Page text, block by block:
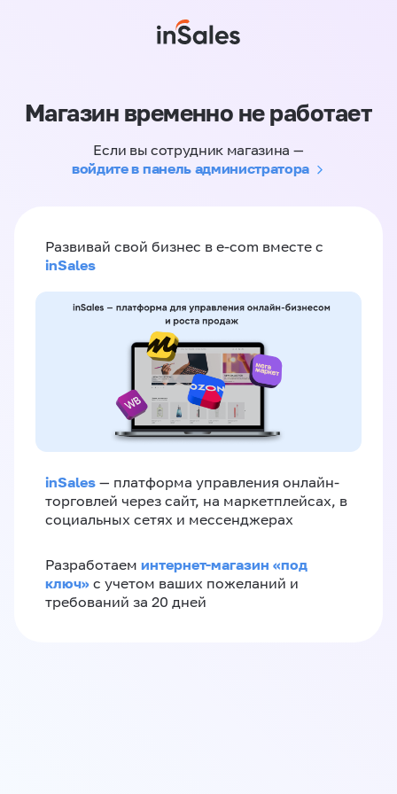
Магазин временно не работает
Если вы сотрудник магазина —
войдите в панель администратора
Развивай свой бизнес в e-com вместе с
inSales
inSales — платформа управления онлайн-
торговлей через сайт, на маркетплейсах, в
социальных сетях и мессенджерах
Разработаем интернет-магазин «‎под
ключ»‎ с учетом ваших пожеланий и
требований за 20 дней